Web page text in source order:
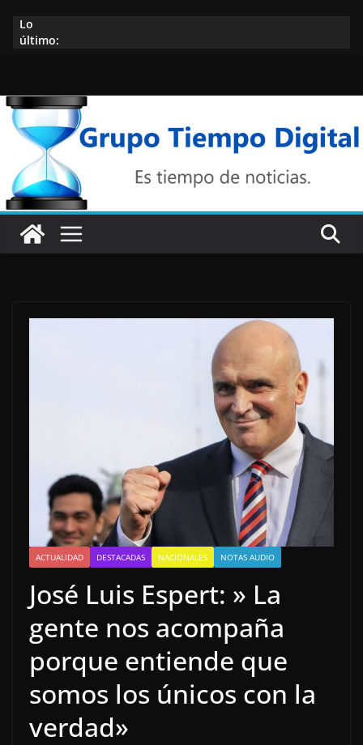
contenido
Lo
último:
ACTUALIDAD DESTACADAS NACIONALES NOTAS AUDIO
José Luis Espert: » La
gente nos acompaña
porque entiende que
somos los únicos con la
verdad»